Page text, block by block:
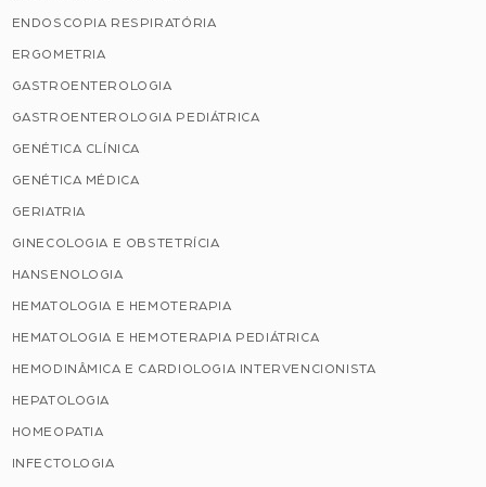
ENDOSCOPIA RESPIRATÓRIA
ERGOMETRIA
GASTROENTEROLOGIA
GASTROENTEROLOGIA PEDIÁTRICA
GENÉTICA CLÍNICA
GENÉTICA MÉDICA
GERIATRIA
GINECOLOGIA E OBSTETRÍCIA
HANSENOLOGIA
HEMATOLOGIA E HEMOTERAPIA
HEMATOLOGIA E HEMOTERAPIA PEDIÁTRICA
HEMODINÂMICA E CARDIOLOGIA INTERVENCIONISTA
HEPATOLOGIA
HOMEOPATIA
INFECTOLOGIA